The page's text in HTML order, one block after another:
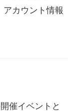
アカウント情報
催イベントと